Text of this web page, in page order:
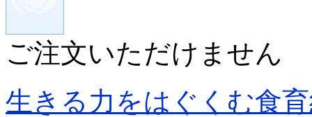
ご注文いただけません
生きる力をはぐくむ食